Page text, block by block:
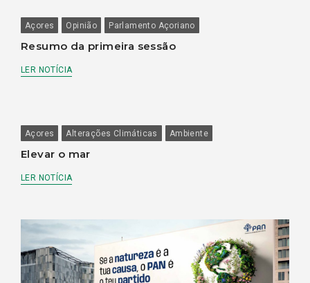
Açores Opinião Parlamento Açoriano
Resumo da primeira sessão
LER NOTÍCIA
Açores Alterações Climáticas Ambiente
Elevar o mar
LER NOTÍCIA